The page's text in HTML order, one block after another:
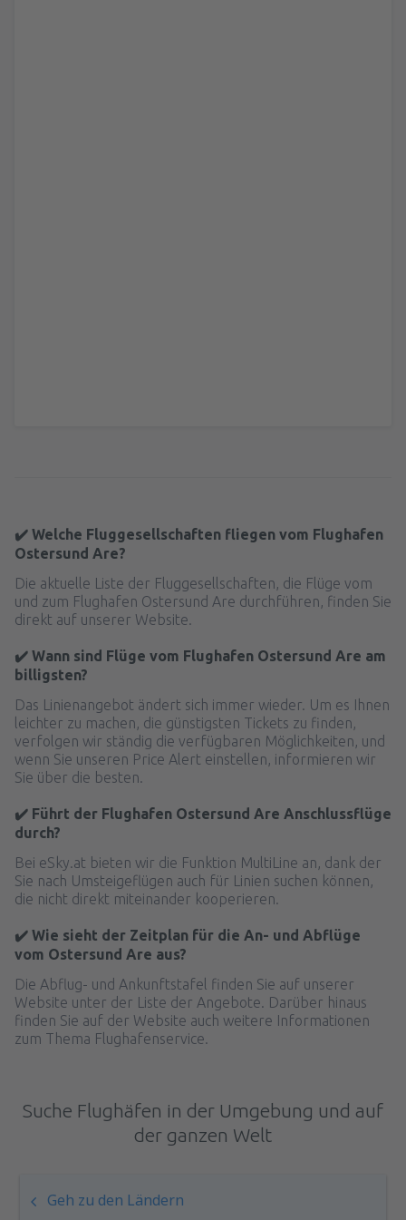
✔️ Welche Fluggesellschaften fliegen vom Flughafen
Ostersund Are?
Die aktuelle Liste der Fluggesellschaften, die Flüge vom
und zum Flughafen Ostersund Are durchführen, finden Sie
direkt auf unserer Website.
✔️ Wann sind Flüge vom Flughafen Ostersund Are am
billigsten?
Das Linienangebot ändert sich immer wieder. Um es Ihnen
leichter zu machen, die günstigsten Tickets zu finden,
verfolgen wir ständig die verfügbaren Möglichkeiten, und
wenn Sie unseren Price Alert einstellen, informieren wir
Sie über die besten.
✔️ Führt der Flughafen Ostersund Are Anschlussflüge
durch?
Bei eSky.at bieten wir die Funktion MultiLine an, dank der
Sie nach Umsteigeflügen auch für Linien suchen können,
die nicht direkt miteinander kooperieren.
✔️ Wie sieht der Zeitplan für die An- und Abflüge
vom Ostersund Are aus?
Die Abflug- und Ankunftstafel finden Sie auf unserer
Website unter der Liste der Angebote. Darüber hinaus
finden Sie auf der Website auch weitere Informationen
zum Thema Flughafenservice.
Suche Flughäfen in der Umgebung und auf
der ganzen Welt
Geh zu den Ländern